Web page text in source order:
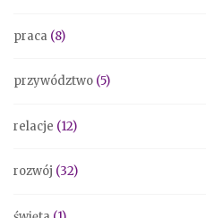
praca (8)
przywództwo (5)
relacje (12)
rozwój (32)